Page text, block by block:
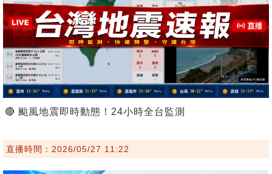
🔴 颱風地震即時動態！24小時全台監測
直播時間：2026/05/27 11:22